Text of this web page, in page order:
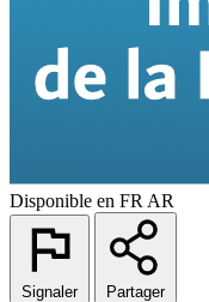
Disponible en FR AR
Signaler Partager